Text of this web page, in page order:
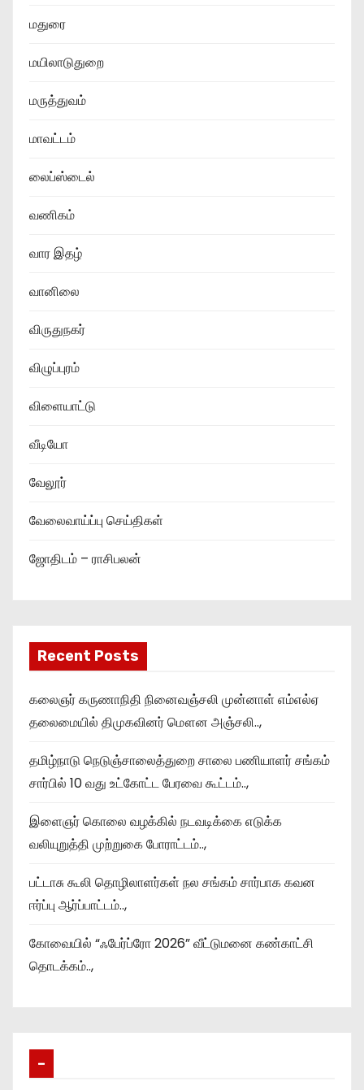
மதுரை
மயிலாடுதுறை
மருத்துவம்
மாவட்டம்
லைப்ஸ்டைல்
வணிகம்
வார இதழ்
வானிலை
விருதுநகர்
விழுப்புரம்
விளையாட்டு
வீடியோ
வேலூர்
வேலைவாய்ப்பு செய்திகள்
ஜோதிடம் – ராசிபலன்
Recent Posts
கலைஞர் கருணாநிதி நினைவஞ்சலி முன்னாள் எம்எல்ஏ
தலைமையில் திமுகவினர் மௌன அஞ்சலி..,
தமிழ்நாடு நெடுஞ்சாலைத்துறை சாலை பணியாளர் சங்கம்
சார்பில் 10 வது உட்கோட்ட பேரவை கூட்டம்..,
இளைஞர் கொலை வழக்கில் நடவடிக்கை எடுக்க
வலியுறுத்தி முற்றுகை போராட்டம்..,
பட்டாசு கூலி தொழிலாளர்கள் நல சங்கம் சார்பாக கவன
ஈர்ப்பு ஆர்ப்பாட்டம்..,
கோவையில் “ஃபேர்ப்ரோ 2026” வீட்டுமனை கண்காட்சி
தொடக்கம்..,
–